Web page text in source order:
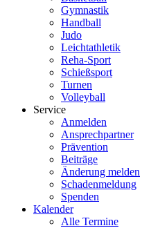
Gymnastik
Handball
Judo
Leichtathletik
Reha-Sport
Schießsport
Turnen
Volleyball
Service
Anmelden
Ansprechpartner
Prävention
Beiträge
Änderung melden
Schadenmeldung
Spenden
Kalender
Alle Termine